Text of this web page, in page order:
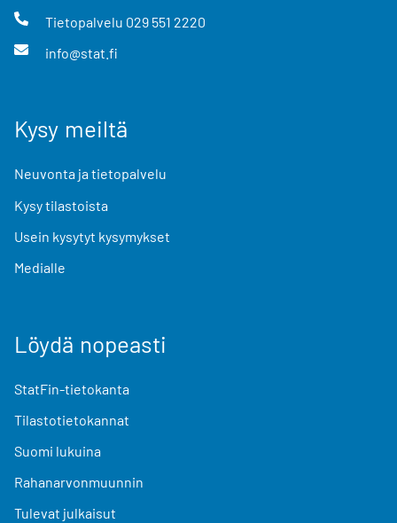
Tietopalvelu 029 551 2220
info@stat.fi
Kysy meiltä
Neuvonta ja tietopalvelu
Kysy tilastoista
Usein kysytyt kysymykset
Medialle
Löydä nopeasti
StatFin-tietokanta
Tilastotietokannat
Suomi lukuina
Rahanarvonmuunnin
Tulevat julkaisut